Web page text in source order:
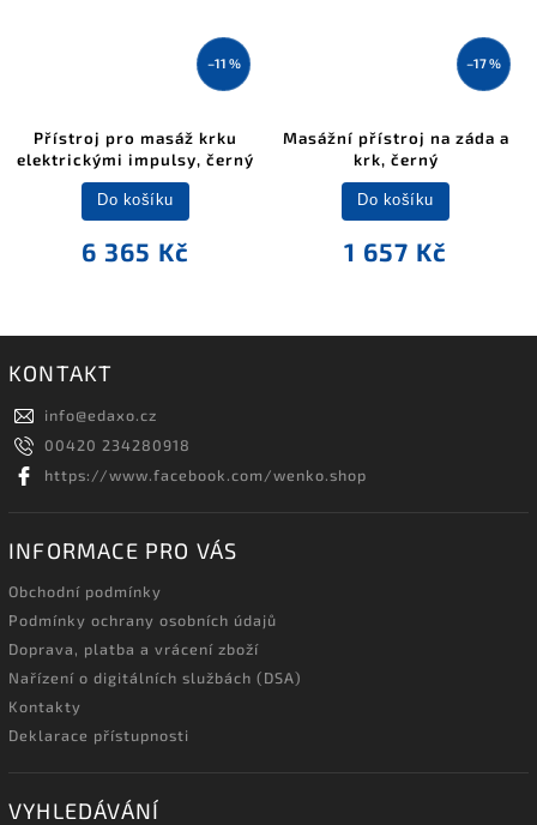
–11 %
Přístroj pro masáž krku
elektrickými impulsy, černý
6 365 Kč
Do košíku
–17 %
Masážní přístroj na záda a
krk, černý
1 657 Kč
Do košíku
KONTAKT
info@edaxo.cz
00420 234280918
https://www.facebook.com/wenko.shop
INFORMACE PRO VÁS
Obchodní podmínky
Podmínky ochrany osobních údajů
Doprava, platba a vrácení zboží
Nařízení o digitálních službách (DSA)
Kontakty
Deklarace přístupnosti
VYHLEDÁVÁNÍ